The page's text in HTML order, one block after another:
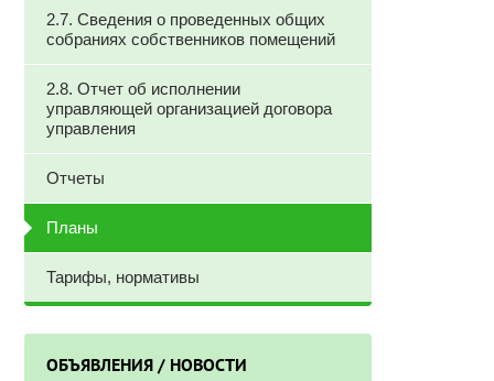
2.7. Сведения о проведенных общих
собраниях собственников помещений
2.8. Отчет об исполнении
управляющей организацией договора
управления
Отчеты
Планы
Тарифы, нормативы
ОБЪЯВЛЕНИЯ / НОВОСТИ